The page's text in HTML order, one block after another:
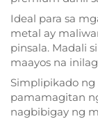
Ideal para sa
metal ay
pinsala. Madali
maayos na
Simplipikado ng
pamamagitan
nagbibigay ng